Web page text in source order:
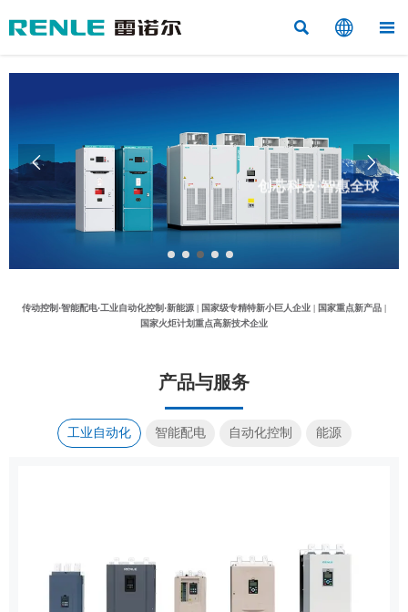
  
创芯科技·智惠全球
科技赋能·工业控制系统解决方案集成商
 
传动控制·智能配电·工业自动化控制·新能源 | 国家级专精特新小巨人企业 | 国家重点新产品 |
国家火炬计划重点高新技术企业
产品与服务
工业自动化 智能配电 自动化控制 能源